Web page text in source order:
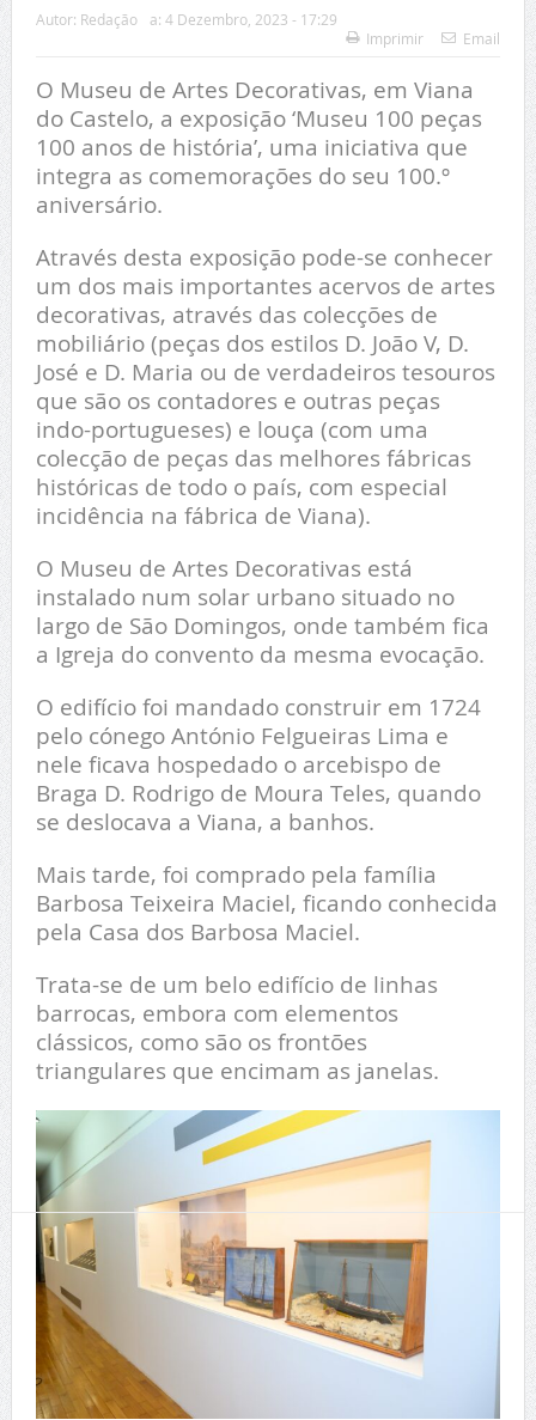
Autor: Redação a: 4 Dezembro, 2023 - 17:29
Imprimir
Email
O Museu de Artes Decorativas, em Viana
do Castelo, a exposição ‘Museu 100 peças
100 anos de história’, uma iniciativa que
integra as comemorações do seu 100.º
aniversário.
Através desta exposição pode-se conhecer
um dos mais importantes acervos de artes
decorativas, através das colecções de
mobiliário (peças dos estilos D. João V, D.
José e D. Maria ou de verdadeiros tesouros
que são os contadores e outras peças
indo-portugueses) e louça (com uma
colecção de peças das melhores fábricas
históricas de todo o país, com especial
incidência na fábrica de Viana).
O Museu de Artes Decorativas está
instalado num solar urbano situado no
largo de São Domingos, onde também fica
a Igreja do convento da mesma evocação.
O edifício foi mandado construir em 1724
pelo cónego António Felgueiras Lima e
nele ficava hospedado o arcebispo de
Braga D. Rodrigo de Moura Teles, quando
se deslocava a Viana, a banhos.
Mais tarde, foi comprado pela família
Barbosa Teixeira Maciel, ficando conhecida
pela Casa dos Barbosa Maciel.
Trata-se de um belo edifício de linhas
barrocas, embora com elementos
clássicos, como são os frontões
triangulares que encimam as janelas.